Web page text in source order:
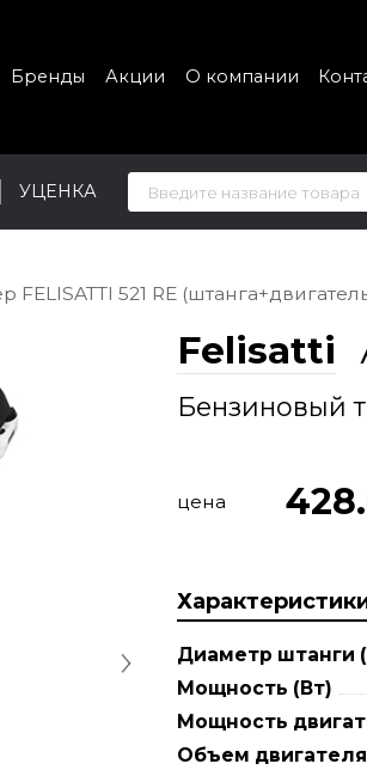
Бренды Акции О компании
УЦЕНКА
521 RE
Felisatti
Бензиновый
цена
Диаметр штанги
Мощность (Вт)
Мощность
Объем